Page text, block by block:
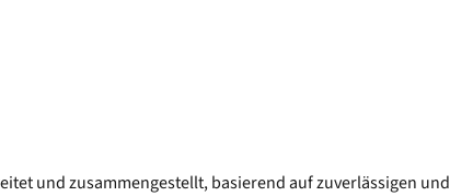
und zusammengestellt, basierend auf zuverlässigen und